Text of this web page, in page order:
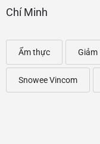
Chí Minh
Ẩm thực Giảm
Snowee Vincom